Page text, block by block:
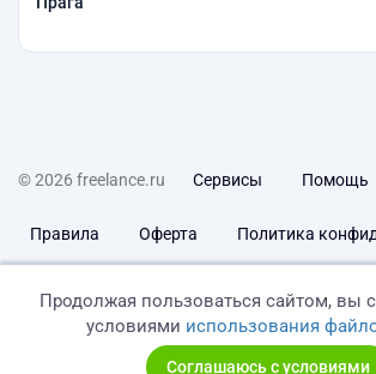
© 2026 freelance.ru Сервисы Помощь
Правила Оферта Политика
Продолжая пользоваться сайтом, вы
условиями использования
Соглашаюсь с условиями